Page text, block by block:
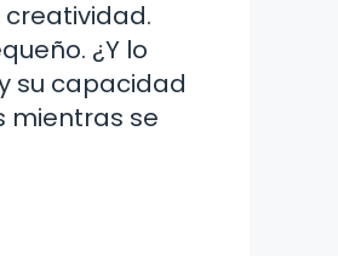
¿Y lo
su capacidad
mientras se